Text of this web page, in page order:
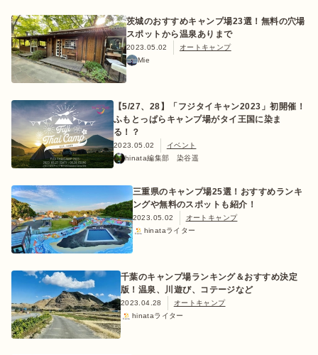
茨城のおすすめキャンプ場23選！無料の穴場
スポットから温泉ありまで
2023.05.02
オートキャンプ
Mie
【5/27、28】「フジタイキャン2023」初開催！
ふもとっぱらキャンプ場がタイ王国に染ま
る！？
2023.05.02
イベント
hinata編集部 染谷遥
三重県のキャンプ場25選！おすすめランキ
ングや無料のスポットも紹介！
2023.05.02
オートキャンプ
hinataライター
千葉のキャンプ場ランキング＆おすすめ決定
版！温泉、川遊び、コテージなど
2023.04.28
オートキャンプ
hinataライター
検索
ショップ